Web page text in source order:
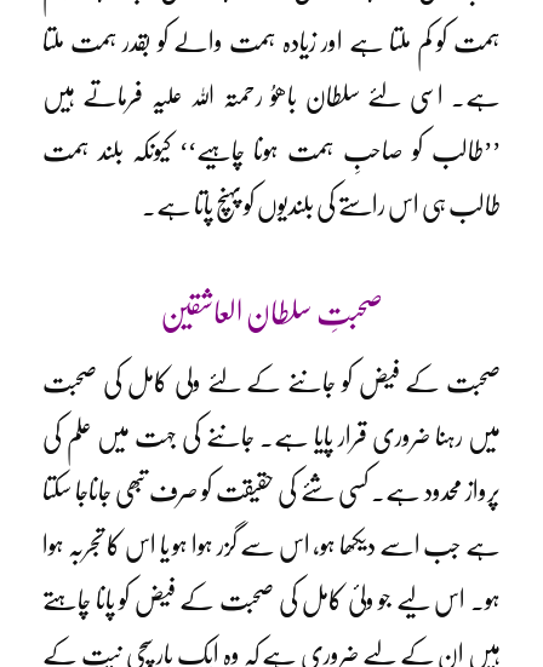
ہمت کو کم ملتا ہے اور زیادہ ہمت والے کو بقدر ہمت ملتا
ہے۔ اسی لئے سلطان باھوُ رحمتہ اللہ علیہ فرماتے ہیں
’’طالب کو صاحبِ ہمت ہونا چاہیے‘‘ کیونکہ بلند ہمت
طالب ہی اس راستے کی بلندیوں کو پہنچ پاتا ہے۔
صحبتِ سلطان العاشقین
صحبت کے فیض کو جاننے کے لئے ولی کامل کی صحبت
میں رہنا ضروری قرار پایا ہے۔ جاننے کی جہت میں علم کی
پرواز محدود ہے۔ کسی شئے کی حقیقت کو صرف تبھی جاناجا سکتا
ہے جب اسے دیکھا ہو، اس سے گزر ہوا ہو یا اس کا تجربہ ہوا
ہو۔ اس لیے جو ولیٔ کامل کی صحبت کے فیض کو پانا چاہتے
ہیں ان کے لیے ضروری ہے کہ وہ ایک بار سچی نیت کے